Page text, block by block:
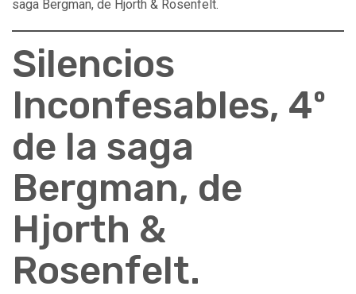
saga Bergman, de Hjorth & Rosenfelt.
Silencios
Inconfesables, 4º
de la saga
Bergman, de
Hjorth &
Rosenfelt.